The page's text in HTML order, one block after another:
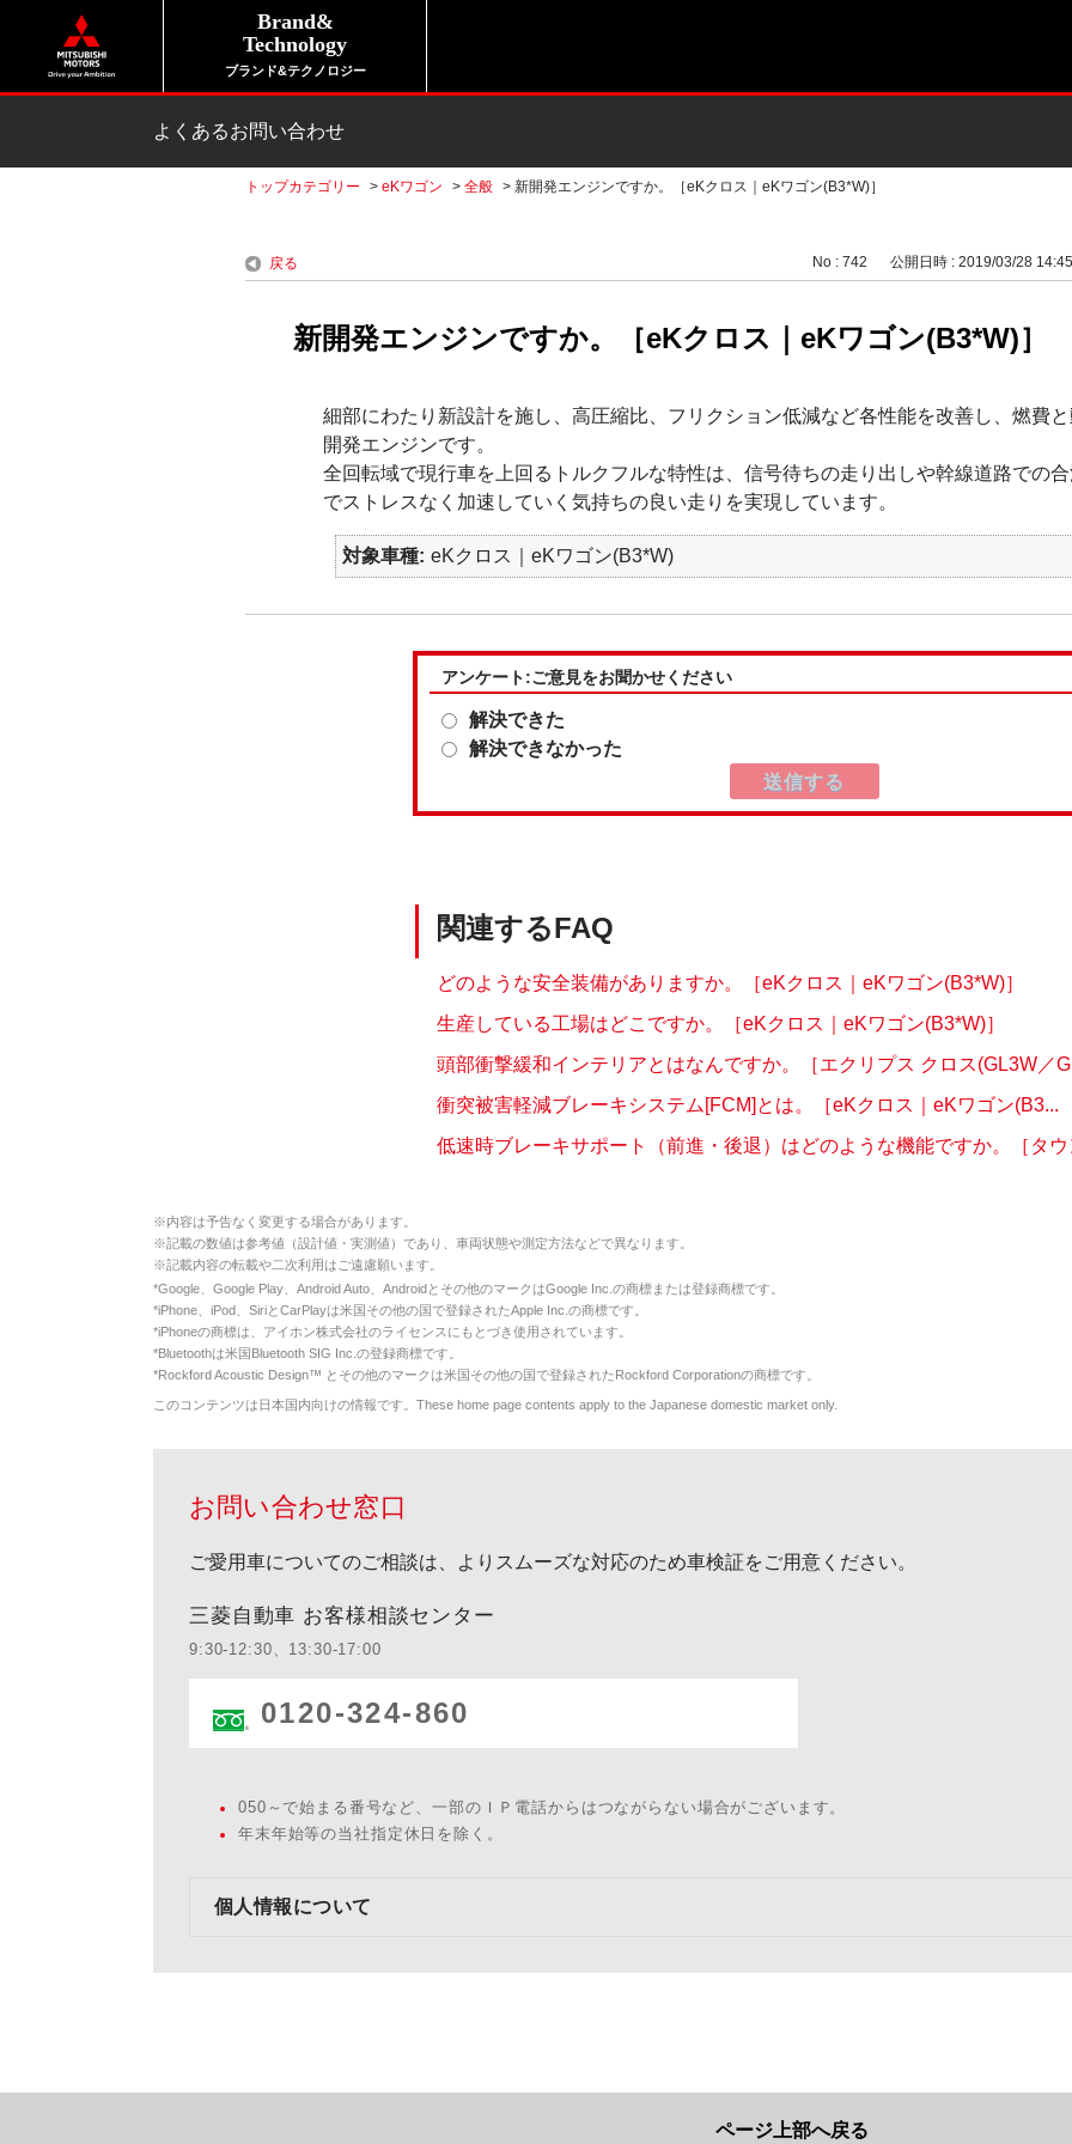
Brand&
Technology
ブランド&テクノロジー
よくあるお問い合わせ
トップカテゴリー > eKワゴン > 全般 > 新開発エンジンですか。［eKクロス｜eKワゴン(B3*W)］
戻る No : 742 公開日時 : 2019/03/28 14:45
新開発エンジンですか。［eKクロス｜eKワゴン(B3*W)］
細部にわたり新設計を施し、高圧縮比、フリクション低減など各性能を改善し、燃費
開発エンジンです。
全回転域で現行車を上回るトルクフルな特性は、信号待ちの走り出しや幹線道路での
でストレスなく加速していく気持ちの良い走りを実現しています。
対象車種 eKクロス｜eKワゴン(B3*W)
アンケート:ご意見をお聞かせください
解決できた
解決できなかった
関連するFAQ
どのような安全装備がありますか。［eKクロス｜eKワゴン(B3*W)］
生産している工場はどこですか。［eKクロス｜eKワゴン(B3*W)］
頭部衝撃緩和インテリアとはなんですか。［エクリプス クロス(GL3W／
衝突被害軽減ブレーキシステム[FCM]とは。［eKクロス｜eKワゴン(B3...
低速時ブレーキサポート（前進・後退）はどのような機能ですか。［タウ
※内容は予告なく変更する場合があります。
※記載の数値は参考値（設計値・実測値）であり、車両状態や測定方法などで異なります。
※記載内容の転載や二次利用はご遠慮願います。
*Google、Google Play、Android Auto、Androidとその他のマークはGoogle Inc.の商標または登録商標です。
*iPhone、iPod、SiriとCarPlayは米国その他の国で登録されたApple Inc.の商標です。
*iPhoneの商標は、アイホン株式会社のライセンスにもとづき使用されています。
*Bluetoothは米国Bluetooth SIG Inc.の登録商標です。
*Rockford Acoustic Design™ とその他のマークは米国その他の国で登録されたRockford Corporationの商標です。
このコンテンツは日本国内向けの情報です。These home page contents apply to the Japanese domestic market only.
お問い合わせ窓口
ご愛用車についてのご相談は、よりスムーズな対応のため車検証をご用意ください。
三菱自動車 お客様相談センター
9:30-12:30、13:30-17:00
0120-324-860
050～で始まる番号など、一部のＩＰ電話からはつながらない場合がございます。
年末年始等の当社指定休日を除く。
個人情報について
ページ上部へ戻る